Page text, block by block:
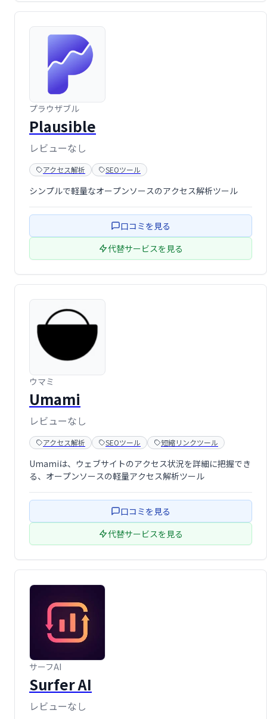
プラウザブル
Plausible
レビューなし
アクセス解析 SEOツール
シンプルで軽量なオープンソースのアクセス解析ツール
口コミを見る
代替サービスを見る
ウマミ
Umami
レビューなし
アクセス解析 SEOツール 短縮リンクツール
Umamiは、ウェブサイトのアクセス状況を詳細に把握でき
る、オープンソースの軽量アクセス解析ツール
口コミを見る
代替サービスを見る
サーフAI
Surfer AI
レビューなし